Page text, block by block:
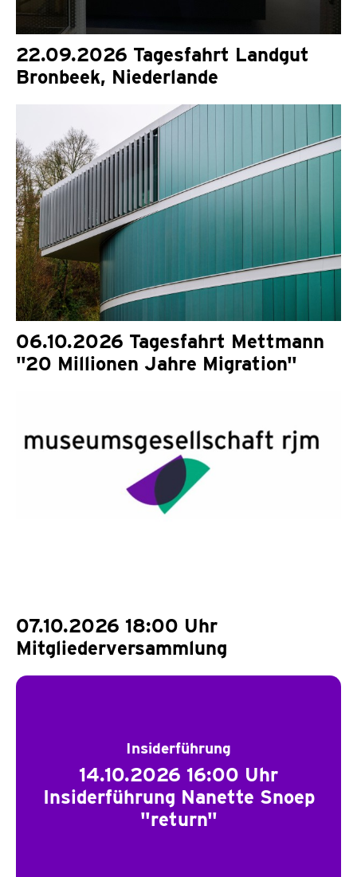
22.09.2026 Tagesfahrt Landgut
Bronbeek, Niederlande
06.10.2026 Tagesfahrt Mettmann
"20 Millionen Jahre Migration"
07.10.2026 18:00 Uhr
Mitgliederversammlung
Insiderführung
14.10.2026 16:00 Uhr
Insiderführung Nanette Snoep
"return"